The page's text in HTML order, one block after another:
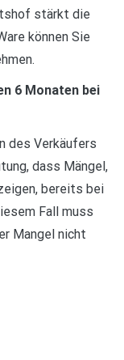
stärkt die
können Sie
6 Monaten bei
des Verkäufers
dass Mängel,
bereits bei
Fall muss
Mangel nicht